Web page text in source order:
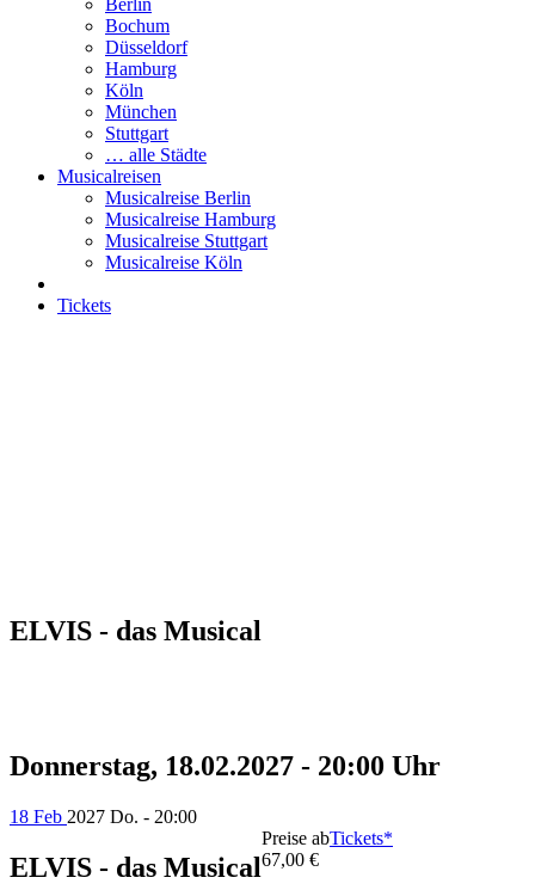
Berlin
Bochum
Düsseldorf
Hamburg
Köln
München
Stuttgart
… alle Städte
Musicalreisen
Musicalreise Berlin
Musicalreise Hamburg
Musicalreise Stuttgart
Musicalreise Köln
Tickets
ELVIS - das Musical
Donnerstag, 18.02.2027 - 20:00 Uhr
18 Feb 2027 Do. - 20:00
ELVIS - das Musical
Preise ab
67,00 €
Tickets*